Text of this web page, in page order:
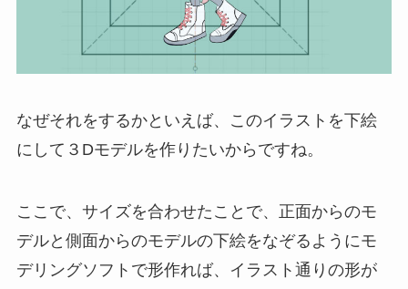
なぜそれをするかといえば、このイラストを下絵
にして３Dモデルを作りたいからですね。
ここで、サイズを合わせたことで、正面からのモ
デルと側面からのモデルの下絵をなぞるようにモ
デリングソフトで形作れば、イラスト通りの形が